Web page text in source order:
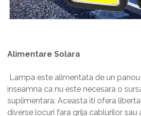
Alimentare Solara
Lampa este alimentata de un panou
inseamna ca nu este necesara o
suplimentara. Aceasta iti ofera
diverse locuri fara grija cablurilor sau